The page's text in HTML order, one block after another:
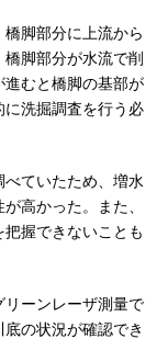
脚部分に上流から
脚部分が水流で削
進むと橋脚の基部が
洗掘調査を行う必
ていたため、増水
高かった。また、
握できないことも
ーンレーザ測量で
の状況が確認でき